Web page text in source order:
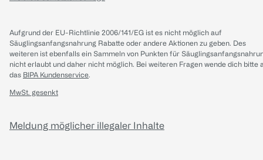
Aufgrund der EU-Richtlinie 2006/141/EG ist es nicht möglich auf
Säuglingsanfangsnahrung Rabatte oder andere Aktionen zu geben. Des
weiteren ist ebenfalls ein Sammeln von Punkten für
nicht erlaubt und daher nicht möglich. Bei weiteren Fragen wende dich bitte
das BIPA Kundenservice.
MwSt. gesenkt
Meldung möglicher illegaler Inhalte